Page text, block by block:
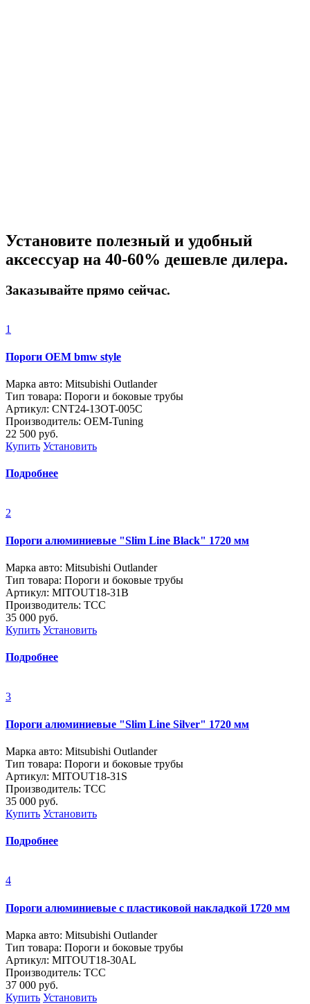
Установите полезный и удобный
аксессуар на 40-60% дешевле дилера.
Заказывайте прямо сейчас.
1
Пороги OEM bmw style
Марка авто: Mitsubishi Outlander
Тип товара: Пороги и боковые трубы
Артикул: CNT24-13OT-005C
Производитель: OEM-Tuning
22 500 руб.
Купить Установить
Подробнее
2
Пороги алюминиевые "Slim Line Black" 1720 мм
Марка авто: Mitsubishi Outlander
Тип товара: Пороги и боковые трубы
Артикул: MITOUT18-31B
Производитель: ТСС
35 000 руб.
Купить Установить
Подробнее
3
Пороги алюминиевые "Slim Line Silver" 1720 мм
Марка авто: Mitsubishi Outlander
Тип товара: Пороги и боковые трубы
Артикул: MITOUT18-31S
Производитель: ТСС
35 000 руб.
Купить Установить
Подробнее
4
Пороги алюминиевые с пластиковой накладкой 1720 мм
Марка авто: Mitsubishi Outlander
Тип товара: Пороги и боковые трубы
Артикул: MITOUT18-30AL
Производитель: ТСС
37 000 руб.
Купить Установить